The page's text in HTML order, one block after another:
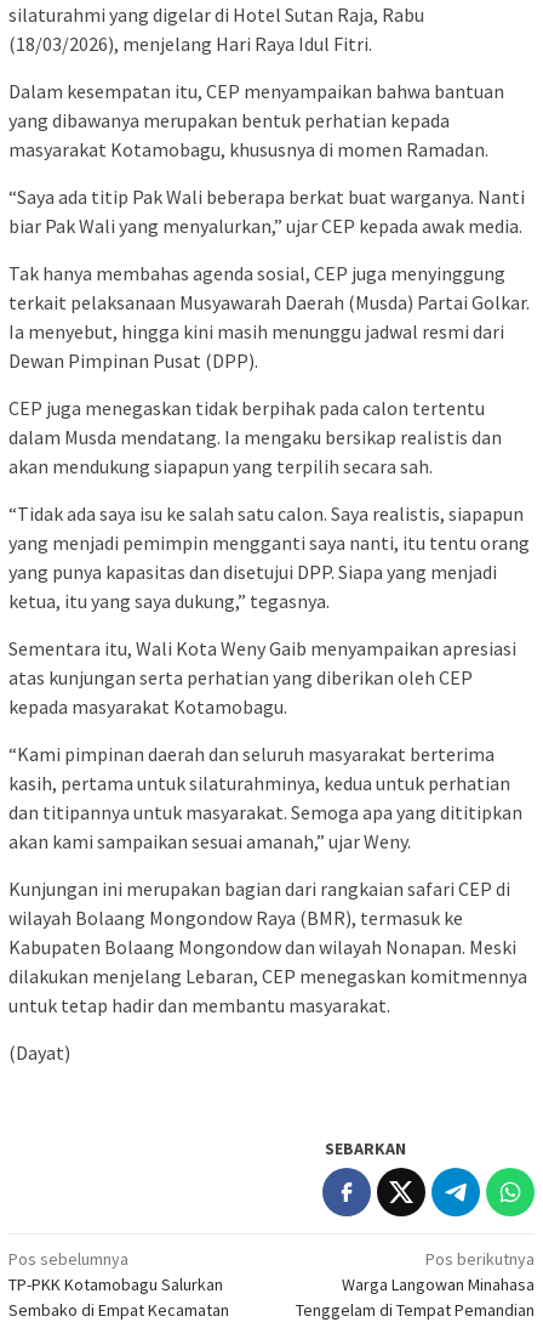
silaturahmi yang digelar di Hotel Sutan Raja, Rabu
(18/03/2026), menjelang Hari Raya Idul Fitri.
Dalam kesempatan itu, CEP menyampaikan bahwa bantuan
yang dibawanya merupakan bentuk perhatian kepada
masyarakat Kotamobagu, khususnya di momen Ramadan.
“Saya ada titip Pak Wali beberapa berkat buat warganya. Nanti
biar Pak Wali yang menyalurkan,” ujar CEP kepada awak media.
Tak hanya membahas agenda sosial, CEP juga menyinggung
terkait pelaksanaan Musyawarah Daerah (Musda) Partai Golkar.
Ia menyebut, hingga kini masih menunggu jadwal resmi dari
Dewan Pimpinan Pusat (DPP).
CEP juga menegaskan tidak berpihak pada calon tertentu
dalam Musda mendatang. Ia mengaku bersikap realistis dan
akan mendukung siapapun yang terpilih secara sah.
“Tidak ada saya isu ke salah satu calon. Saya realistis, siapapun
yang menjadi pemimpin mengganti saya nanti, itu tentu orang
yang punya kapasitas dan disetujui DPP. Siapa yang menjadi
ketua, itu yang saya dukung,” tegasnya.
Sementara itu, Wali Kota Weny Gaib menyampaikan apresiasi
atas kunjungan serta perhatian yang diberikan oleh CEP
kepada masyarakat Kotamobagu.
“Kami pimpinan daerah dan seluruh masyarakat berterima
kasih, pertama untuk silaturahminya, kedua untuk perhatian
dan titipannya untuk masyarakat. Semoga apa yang dititipkan
akan kami sampaikan sesuai amanah,” ujar Weny.
Kunjungan ini merupakan bagian dari rangkaian safari CEP di
wilayah Bolaang Mongondow Raya (BMR), termasuk ke
Kabupaten Bolaang Mongondow dan wilayah Nonapan. Meski
dilakukan menjelang Lebaran, CEP menegaskan komitmennya
untuk tetap hadir dan membantu masyarakat.
(Dayat)
SEBARKAN
Navigasi
pos
Pos sebelumnya
TP-PKK Kotamobagu Salurkan
Sembako di Empat Kecamatan
Pos berikutnya
Warga Langowan Minahasa
Tenggelam di Tempat Pemandian